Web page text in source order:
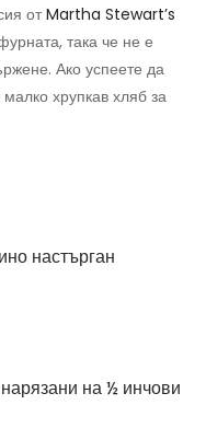
отMartha Stewart’s
така че не е
Ако успеете да
хрупкав хляб за
настърган
на ½ инчови